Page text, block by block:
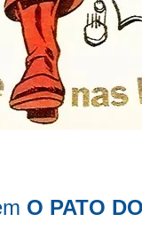
O PATO